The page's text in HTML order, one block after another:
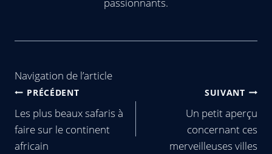
Navigation de l’article
PRÉCÉDENT
Les plus beaux safaris à
faire sur le continent
africain
SUIVANT
Un petit aperçu
concernant ces
merveilleuses villes